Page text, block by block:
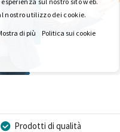
Prodotti di qualità
nostro utilizzo dei cookie.
di più Politica sui cookie